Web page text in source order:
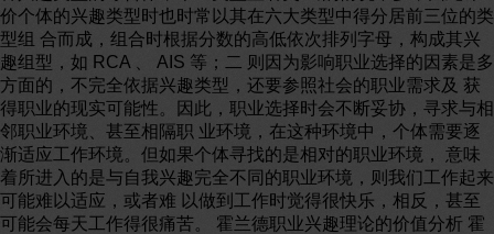
价个体的兴趣类型时也时常以其在六大类型中得分居前三位的类
型组 合而成，组合时根据分数的高低依次排列字母，构成其兴
趣组型，如 RCA 、 AIS 等；二 则因为影响职业选择的因素是多
方面的，不完全依据兴趣类型，还要参照社会的职业需求及 获
得职业的现实可能性。因此，职业选择时会不断妥协，寻求与相
邻职业环境、甚至相隔职 业环境，在这种环境中，个体需要逐
渐适应工作环境。但如果个体寻找的是相对的职业环境， 意味
着所进入的是与自我兴趣完全不同的职业环境，则我们工作起来
可能难以适应，或者难 以做到工作时觉得很快乐，相反，甚至
可能会每天工作得很痛苦。 霍兰德职业兴趣理论的价值分析 霍